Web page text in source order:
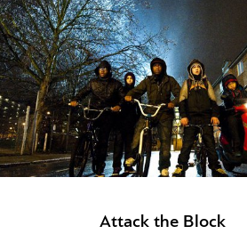
Attack the Block